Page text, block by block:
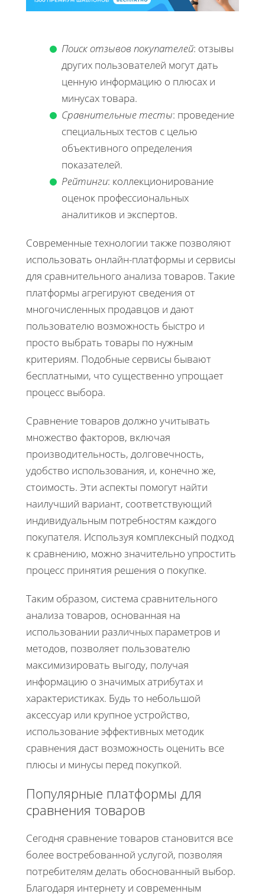
Поиск отзывов покупателей: отзывы
других пользователей могут дать
ценную информацию о плюсах и
минусах товара.
Сравнительные тесты: проведение
специальных тестов с целью
объективного определения
показателей.
Рейтинги: коллекционирование
оценок профессиональных
аналитиков и экспертов.
Современные технологии также позволяют
использовать онлайн-платформы и сервисы
для сравнительного анализа товаров. Такие
платформы агрегируют сведения от
многочисленных продавцов и дают
пользователю возможность быстро и
просто выбрать товары по нужным
критериям. Подобные сервисы бывают
бесплатными, что существенно упрощает
процесс выбора.
Сравнение товаров должно учитывать
множество факторов, включая
производительность, долговечность,
удобство использования, и, конечно же,
стоимость. Эти аспекты помогут найти
наилучший вариант, соответствующий
индивидуальным потребностям каждого
покупателя. Используя комплексный подход
к сравнению, можно значительно упростить
процесс принятия решения о покупке.
Таким образом, система сравнительного
анализа товаров, основанная на
использовании различных параметров и
методов, позволяет пользователю
максимизировать выгоду, получая
информацию о значимых атрибутах и
характеристиках. Будь то небольшой
аксессуар или крупное устройство,
использование эффективных методик
сравнения даст возможность оценить все
плюсы и минусы перед покупкой.
Популярные платформы для
сравнения товаров
Сегодня сравнение товаров становится все
более востребованной услугой, позволяя
потребителям делать обоснованный выбор.
Благодаря интернету и современным